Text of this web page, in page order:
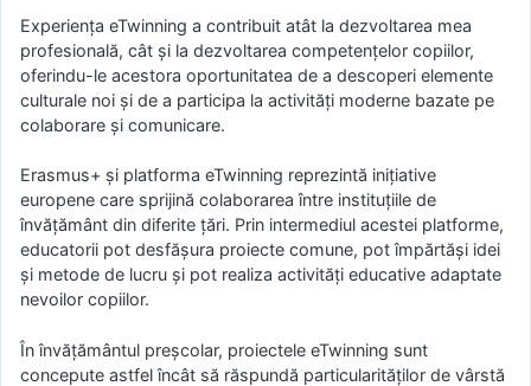
Experiența eTwinning a contribuit atât la dezvoltarea mea
profesională, cât și la dezvoltarea competențelor copiilor,
oferindu-le acestora oportunitatea de a descoperi elemente
culturale noi și de a participa la activități moderne bazate pe
colaborare și comunicare.
Erasmus+ și platforma eTwinning reprezintă inițiative
europene care sprijină colaborarea între instituțiile de
învățământ din diferite țări. Prin intermediul acestei platforme,
educatorii pot desfășura proiecte comune, pot împărtăși idei
și metode de lucru și pot realiza activități educative adaptate
nevoilor copiilor.
În învățământul preșcolar, proiectele eTwinning sunt
concepute astfel încât să răspundă particularităților de vârstă